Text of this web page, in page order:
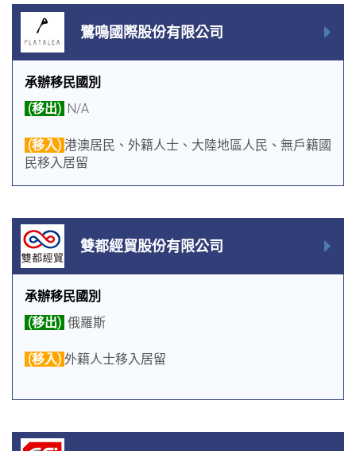
鷺鳴國際股份有限公司
承辦移民國別
(移出) N/A
(移入) 港澳居民、外籍人士、大陸地區人民、無戶籍國
民移入居留
雙都經貿股份有限公司
承辦移民國別
(移出) 俄羅斯
(移入) 外籍人士移入居留